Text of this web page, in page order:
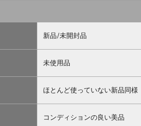
新品/未開封品
未使用品
ほとんど使っていない新品同様
コンディションの良い美品